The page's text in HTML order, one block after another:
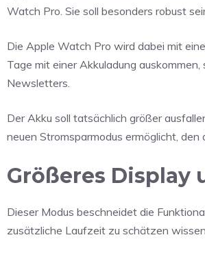
Watch Pro. Sie soll besonders robust
Die Apple Watch Pro wird dabei mit
Tage mit einer Akkuladung
Newsletters.
Der Akku soll tatsächlich größer
neuen Stromsparmodus ermöglicht,
Größeres Display
Dieser Modus beschneidet die
zusätzliche Laufzeit zu schätzen